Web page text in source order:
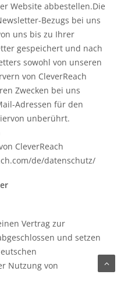
Website abbestellen.Die
Bezugs bei uns
uns bis zu Ihrer
gespeichert und nach
sowohl von unseren
von CleverReach
Zwecken bei uns
Adressen für den
unberührt.
CleverReach
de/datenschutz/
Vertrag zur
und setzen
Nutzung von